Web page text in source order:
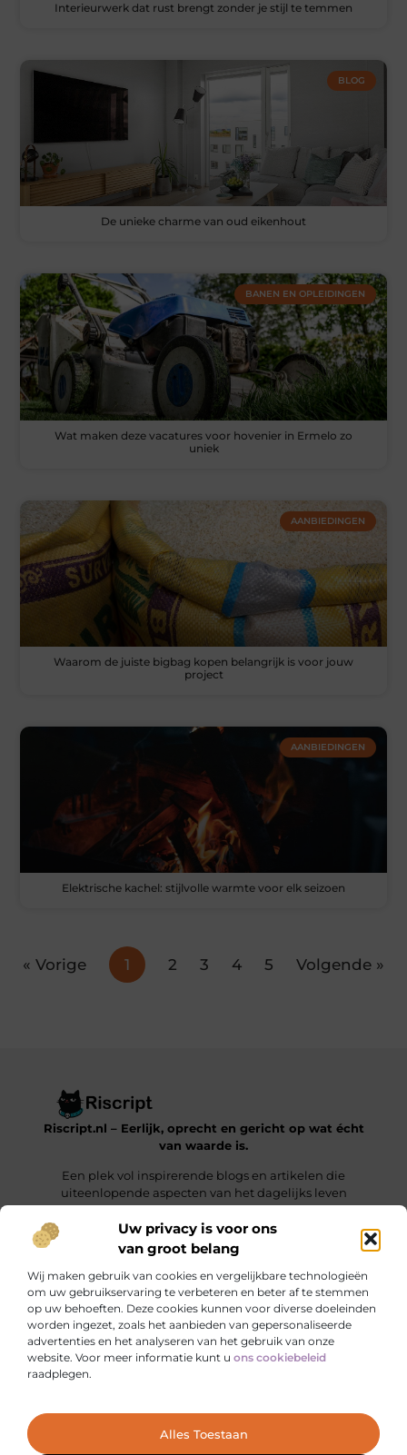
Uw privacy is voor ons
van groot belang
Wij maken gebruik van cookies en vergelijkbare technologieën
om uw gebruikservaring te verbeteren en beter af te stemmen
op uw behoeften. Deze cookies kunnen voor diverse doeleinden
worden ingezet, zoals het aanbieden van gepersonaliseerde
advertenties en het analyseren van het gebruik van onze
website. Voor meer informatie kunt u ons cookiebeleid
raadplegen.
Alles Toestaan Ga Naar
Interieurwerk dat rust brengt zonder je stijl te temmen
BLOG
De unieke charme van oud eikenhout
BANEN EN OPLEIDINGEN
Wat maken deze vacatures voor hovenier in Ermelo zo
uniek
AANBIEDINGEN
Waarom de juiste bigbag kopen belangrijk is voor jouw
project
AANBIEDINGEN
Elektrische kachel: stijlvolle warmte voor elk seizoen
« Vorige 1 2 3 4 5 Volgende »
Riscript.nl – Eerlijk, oprecht en gericht op wat écht
van waarde is.
Een plek vol inspirerende blogs en artikelen die
uiteenlopende aspecten van het dagelijks leven
behandelen.
Onze informatie
Bericht categorie
Cookiebeleid (EU)